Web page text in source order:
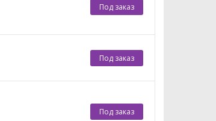
Под заказ
Под заказ
Под заказ